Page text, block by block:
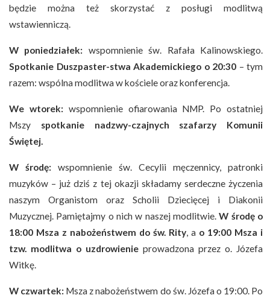
będzie można też skorzystać z posługi modlitwą
wstawienniczą.
W poniedziałek: wspomnienie św. Rafała Kalinowskiego.
Spotkanie Duszpaster-stwa Akademickiego o 20:30 – tym
razem: wspólna modlitwa w kościele oraz konferencja.
We wtorek: wspomnienie ofiarowania NMP. Po ostatniej
Mszy spotkanie nadzwy-czajnych szafarzy Komunii
Świętej.
W środę: wspomnienie św. Cecylii męczennicy, patronki
muzyków – już dziś z tej okazji składamy serdeczne życzenia
naszym Organistom oraz Scholii Dziecięcej i Diakonii
Muzycznej. Pamiętajmy o nich w naszej modlitwie.W środę o
18:00 Msza z nabożeństwem do św. Rity, a o 19:00 Msza i
tzw. modlitwa o uzdrowienie prowadzona przez o. Józefa
Witkę.
W czwartek: Msza z nabożeństwem do św. Józefa o 19:00. Po